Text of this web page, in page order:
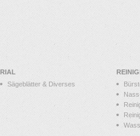
RIAL
Sägeblätter & Diverses